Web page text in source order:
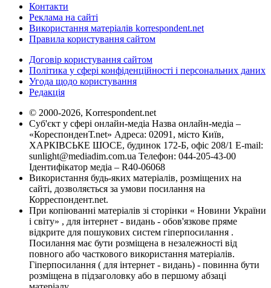
Контакти
Реклама на сайті
Використання матеріалів korrespondent.net
Правила користування сайтом
Договір користування сайтом
Політика у сфері конфіденційності і персональних даних
Угода щодо користування
Редакція
© 2000-2026, Korrespondent.net
Суб'єкт у сфері онлайн-медіа Назва онлайн-медіа –
«КореспонденТ.net» Адреса: 02091, місто Київ,
ХАРКІВСЬКЕ ШОСЕ, будинок 172-Б, офіс 208/1 E-mail:
sunlight@mediadim.com.ua Телефон: 044-205-43-00
Ідентифікатор медіа – R40-06068
Використання будь-яких матеріалів, розміщених на
сайті, дозволяється за умови посилання на
Корреспондент.net.
При копіюванні матеріалів зі сторінки « Новини України
і світу» , для інтернет - видань - обов'язкове пряме
відкрите для пошукових систем гіперпосилання .
Посилання має бути розміщена в незалежності від
повного або часткового використання матеріалів.
Гіперпосилання ( для інтернет - видань) - повинна бути
розміщена в підзаголовку або в першому абзаці